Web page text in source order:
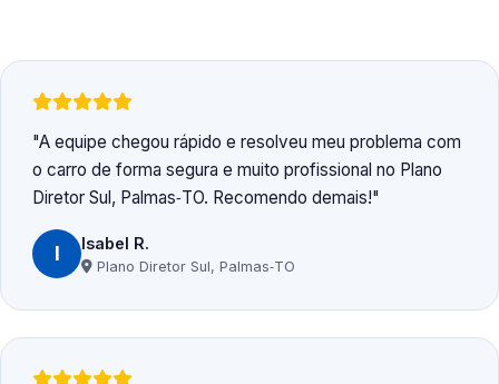
A equipe chegou rápido e resolveu meu problema com
o carro de forma segura e muito profissional no Plano
Diretor Sul, Palmas‑TO. Recomendo demais!
I Isabel R.
Plano Diretor Sul, Palmas‑TO